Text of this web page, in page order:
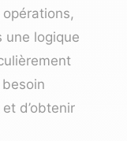
une logique
d’obtenir